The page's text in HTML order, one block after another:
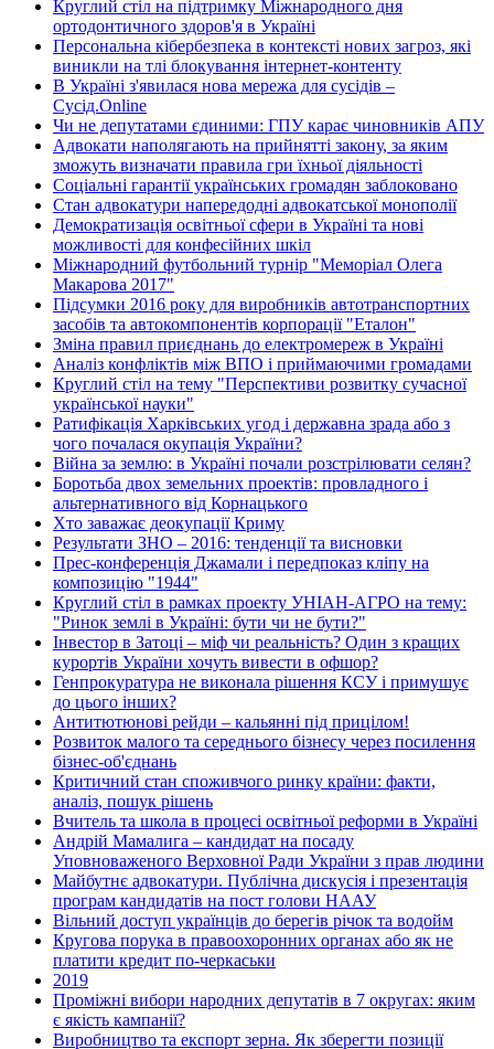
Круглий стіл на підтримку Міжнародного дня
ортодонтичного здоров'я в Україні
Персональна кібербезпека в контексті нових загроз, які
виникли на тлі блокування інтернет-контенту
В Україні з'явилася нова мережа для сусідів –
Сусід.Online
Чи не депутатами єдиними: ГПУ карає чиновників АПУ
Адвокати наполягають на прийнятті закону, за яким
зможуть визначати правила гри їхньої діяльності
Соціальні гарантії українських громадян заблоковано
Стан адвокатури напередодні адвокатської монополії
Демократизація освітньої сфери в Україні та нові
можливості для конфесійних шкіл
Міжнародний футбольний турнір "Меморіал Олега
Макарова 2017"
Підсумки 2016 року для виробників автотранспортних
засобів та автокомпонентів корпорації "Еталон"
Зміна правил приєднань до електромереж в Україні
Аналіз конфліктів між ВПО і приймаючими громадами
Круглий стіл на тему "Перспективи розвитку сучасної
української науки"
Ратифікація Харківських угод і державна зрада або з
чого почалася окупація України?
Війна за землю: в Україні почали розстрілювати селян?
Боротьба двох земельних проектів: провладного і
альтернативного від Корнацького
Хто заважає деокупації Криму
Результати ЗНО – 2016: тенденції та висновки
Прес-конференція Джамали і передпоказ кліпу на
композицію "1944"
Круглий стіл в рамках проекту УНІАН-АГРО на тему:
"Ринок землі в Україні: бути чи не бути?"
Інвестор в Затоці – міф чи реальність? Один з кращих
курортів України хочуть вивести в офшор?
Генпрокуратура не виконала рішення КСУ і примушує
до цього інших?
Антитютюнові рейди – кальянні під прицілом!
Розвиток малого та середнього бізнесу через посилення
бізнес-об'єднань
Критичний стан споживчого ринку країни: факти,
аналіз, пошук рішень
Вчитель та школа в процесі освітньої реформи в Україні
Андрій Мамалига – кандидат на посаду
Уповноваженого Верховної Ради України з прав людини
Майбутнє адвокатури. Публічна дискусія і презентація
програм кандидатів на пост голови НААУ
Вільний доступ українців до берегів річок та водойм
Кругова порука в правоохоронних органах або як не
платити кредит по-черкаськи
2019
Проміжні вибори народних депутатів в 7 округах: яким
є якість кампанії?
Виробництво та експорт зерна. Як зберегти позиції